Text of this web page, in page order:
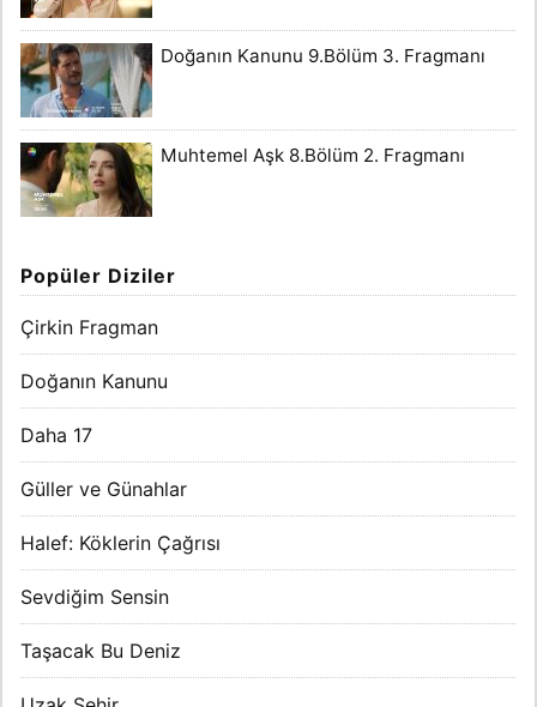
Doğanın Kanunu 9.Bölüm 3. Fragmanı
Muhtemel Aşk 8.Bölüm 2. Fragmanı
Popüler Diziler
Çirkin Fragman
Doğanın Kanunu
Daha 17
Güller ve Günahlar
Halef: Köklerin Çağrısı
Sevdiğim Sensin
Taşacak Bu Deniz